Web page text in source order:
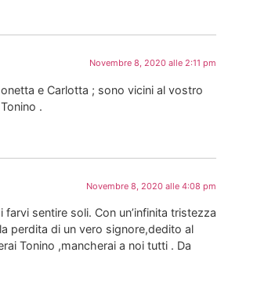
Novembre 8, 2020 alle 2:11 pm
e Carlotta ; sono vicini al vostro
.
Novembre 8, 2020 alle 4:08 pm
sentire soli. Con un’infinita tristezza
perdita di un vero signore,dedito al
Tonino ,mancherai a noi tutti . Da